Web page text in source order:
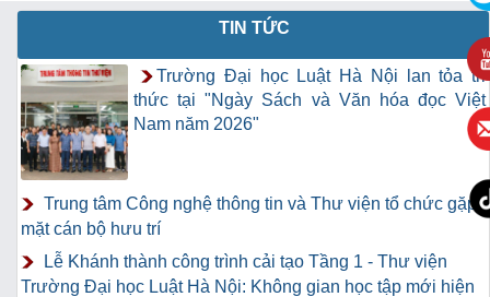
TIN TỨC
Trường Đại học Luật Hà Nội lan tỏa tri
thức tại "Ngày Sách và Văn hóa đọc Việt
Nam năm 2026"
Trung tâm Công nghệ thông tin và Thư viện tổ chức gặp
mặt cán bộ hưu trí
Lễ Khánh thành công trình cải tạo Tầng 1 - Thư viện
Trường Đại học Luật Hà Nội: Không gian học tập mới hiện